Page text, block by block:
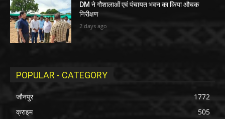
DM ने गौशालाओं एवं पंचायत भवन का किया औचक
निरीक्षण
2 days ago
POPULAR - CATEGORY
जौनपुर
1772
क्राइम
505